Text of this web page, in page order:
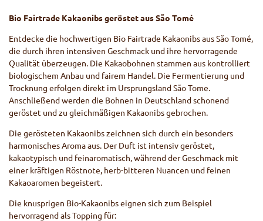
Bio Fairtrade Kakaonibs geröstet aus São Tomé
Entdecke die hochwertigen Bio Fairtrade Kakaonibs aus São Tomé,
die durch ihren intensiven Geschmack und ihre hervorragende
Qualität überzeugen. Die Kakaobohnen stammen aus kontrolliert
biologischem Anbau und fairem Handel. Die Fermentierung und
Trocknung erfolgen direkt im Ursprungsland São Tome.
Anschließend werden die Bohnen in Deutschland schonend
geröstet und zu gleichmäßigen Kakaonibs gebrochen.
Die gerösteten Kakaonibs zeichnen sich durch ein besonders
harmonisches Aroma aus. Der Duft ist intensiv geröstet,
kakaotypisch und feinaromatisch, während der Geschmack mit
einer kräftigen Röstnote, herb-bitteren Nuancen und feinen
Kakaoaromen begeistert.
Die knusprigen Bio-Kakaonibs eignen sich zum Beispiel
hervorragend als Topping für: